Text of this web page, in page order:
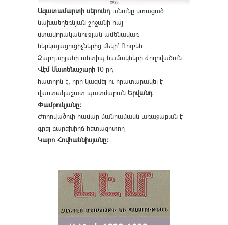
Ազատամարտի սերունդանունը ստացած
նախաեղեռնյան շրջանի հայ
մտավորականության ամենավառ
ներկայացուցիչներից մեկի՝ Ռուբեն
Զարդարյանի անտիպ նամակների ժողովածուն
Վէմ Մատենաշարի 10-րդ
հատորն է, որը կազմել ու հրատարակել է
վաստակաշատ պատմաբան Երվանդ
Փամբուկյանը։
Ժողովածուի համար մանրամասն առաջաբան է
գրել բարեխիղճ հետազոտող
Կարո Հովհաննիսյանը։